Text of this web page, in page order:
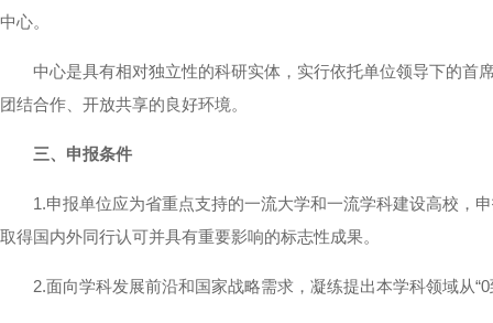
中心。
中心是具有相对独立性的科研实体，实行依托单位领导下的首
团结合作、开放共享的良好环境。
三、申报条件
1.申报单位应为省重点支持的一流大学和一流学科建设高校，申
取得国内外同行认可并具有重要影响的标志性成果。
2.面向学科发展前沿和国家战略需求，凝练提出本学科领域从“0